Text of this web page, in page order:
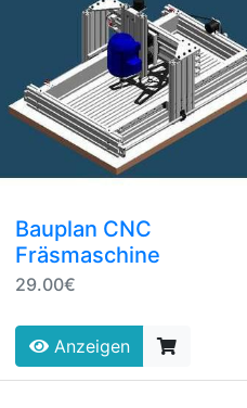
Bauplan CNC
Fräsmaschine
29.00€
Anzeigen